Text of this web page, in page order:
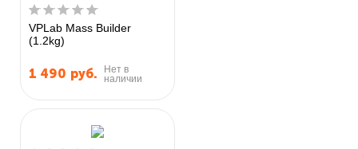
VPLab Mass Builder
(1.2kg)
1 490 руб.
Нет в
наличии